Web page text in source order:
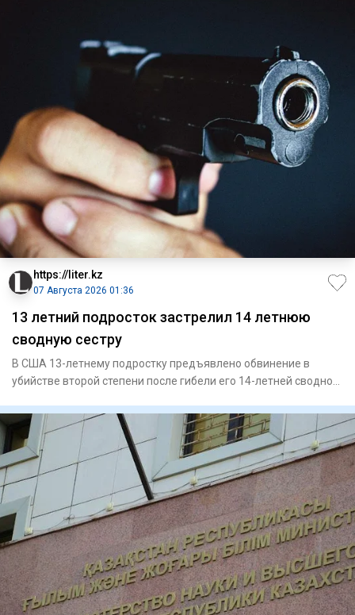
https://liter.kz
07 Августа 2026 01:36
13 летний подросток застрелил 14 летнюю
сводную сестру
В США 13-летнему подростку предъявлено обвинение в
убийстве второй степени после гибели его 14-летней сводной